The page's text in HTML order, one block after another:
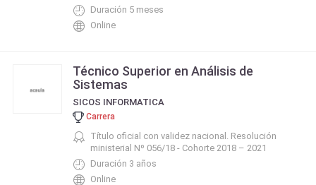
Duración 5 meses
Online
Técnico Superior en Análisis de
Sistemas
SICOS INFORMATICA
Carrera
Título oficial con validez nacional. Resolución
ministerial Nº 056/18 - Cohorte 2018 – 2021
Duración 3 años
Online